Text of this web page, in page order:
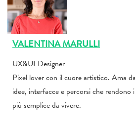
VALENTINA MARULLI
UX&UI Designer
Pixel lover con il cuore artistico. Ama
idee, interfacce e percorsi che rendono
più semplice da vivere.